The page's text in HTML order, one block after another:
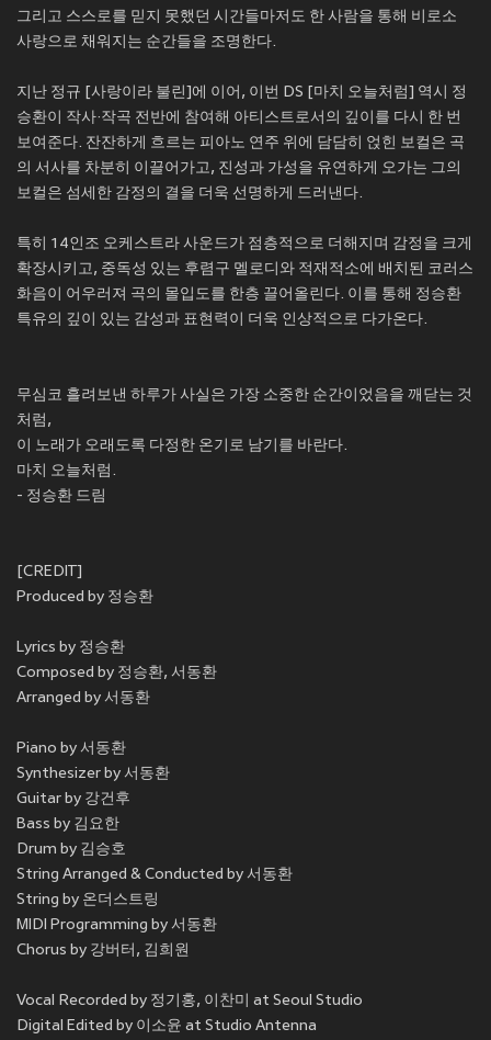
그리고 스스로를 믿지 못했던 시간들마저도 한 사람을 통해 비로소
사랑으로 채워지는 순간들을 조명한다.
지난 정규 [사랑이라 불린]에 이어, 이번 DS [마치 오늘처럼] 역시 정
승환이 작사·작곡 전반에 참여해 아티스트로서의 깊이를 다시 한 번
보여준다. 잔잔하게 흐르는 피아노 연주 위에 담담히 얹힌 보컬은 곡
의 서사를 차분히 이끌어가고, 진성과 가성을 유연하게 오가는 그의
보컬은 섬세한 감정의 결을 더욱 선명하게 드러낸다.
특히 14인조 오케스트라 사운드가 점층적으로 더해지며 감정을 크게
확장시키고, 중독성 있는 후렴구 멜로디와 적재적소에 배치된 코러스
화음이 어우러져 곡의 몰입도를 한층 끌어올린다. 이를 통해 정승환
특유의 깊이 있는 감성과 표현력이 더욱 인상적으로 다가온다.
무심코 흘려보낸 하루가 사실은 가장 소중한 순간이었음을 깨닫는 것
처럼,
이 노래가 오래도록 다정한 온기로 남기를 바란다.
마치 오늘처럼.
- 정승환 드림
[CREDIT]
Produced by 정승환
Lyrics by 정승환
Composed by 정승환, 서동환
Arranged by 서동환
Piano by 서동환
Synthesizer by 서동환
Guitar by 강건후
Bass by 김요한
Drum by 김승호
String Arranged & Conducted by 서동환
String by 온더스트링
MIDI Programming by 서동환
Chorus by 강버터, 김희원
Vocal Recorded by 정기홍, 이찬미 at Seoul Studio
Digital Edited by 이소윤 at Studio Antenna